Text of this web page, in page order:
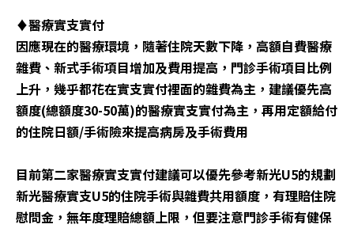
♦️醫療實支實付
因應現在的醫療環境，隨著住院天數下降，高額自費醫療
雜費、新式手術項目增加及費用提高，門診手術項目比例
上升，幾乎都花在實支實付裡面的雜費為主，建議優先高
額度(總額度30-50萬)的醫療實支實付為主，再用定額給付
的住院日額/手術險來提高病房及手術費用
目前第二家醫療實支實付建議可以優先參考新光U5的規劃
新光醫療實支U5的住院手術與雜費共用額度，有理賠住院
慰問金，無年度理賠總額上限，但要注意門診手術有健保